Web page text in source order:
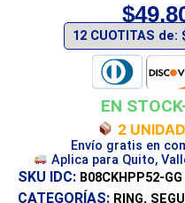
$
EN
2
Envío gratis en
Aplica para Quito,
SKU IDC: B08CKHPP52-GG
CATEGORÍAS: RING,